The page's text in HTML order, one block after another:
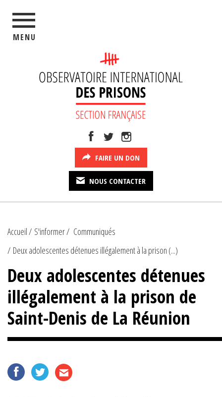
MENU
FAIRE UN DON
NOUS CONTACTER
Accueil S'informer
Communiqués
Deux adolescentes détenues illégalement à la prison (...)
Deux adolescentes détenues
illégalement à la prison de
Saint-Denis de La Réunion